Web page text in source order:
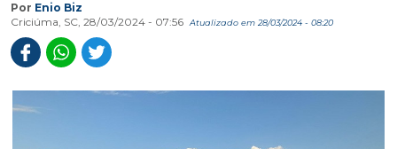
Por Enio Biz
Criciúma, SC, 28/03/2024 - 07:56
Atualizado em 28/03/2024 - 08:20